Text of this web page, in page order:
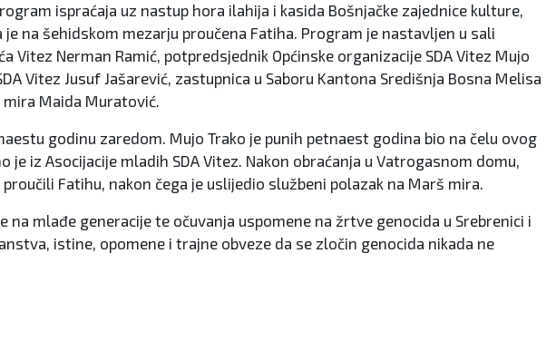
ispraćaja uz nastup hora ilahija i kasida Bošnjačke zajednice kulture,
na šehidskom mezarju proučena Fatiha. Program je nastavljen u sali
Nerman Ramić, potpredsjednik Općinske organizacije SDA Vitez Mujo
Vitez Jusuf Jašarević, zastupnica u Saboru Kantona Središnja Bosna Melisa
Maida Muratović.
godinu zaredom. Mujo Trako je punih petnaest godina bio na čelu ovog
iz Asocijacije mladih SDA Vitez. Nakon obraćanja u Vatrogasnom domu,
Fatihu, nakon čega je uslijedio službeni polazak na Marš mira.
mlađe generacije te očuvanja uspomene na žrtve genocida u Srebrenici i
istine, opomene i trajne obveze da se zločin genocida nikada ne